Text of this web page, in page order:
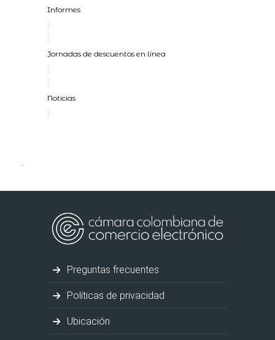
Informes
Jornadas de descuentos en línea
Noticias
Preguntas frecuentes
Políticas de privacidad
Ubicación